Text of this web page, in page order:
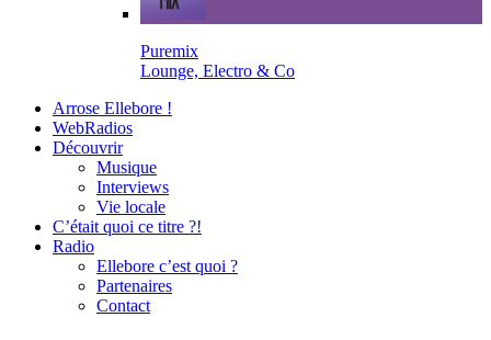
Puremix
Lounge, Electro & Co
Arrose Ellebore !
WebRadios
Découvrir
Musique
Interviews
Vie locale
C’était quoi ce titre ?!
Radio
Ellebore c’est quoi ?
Partenaires
Contact